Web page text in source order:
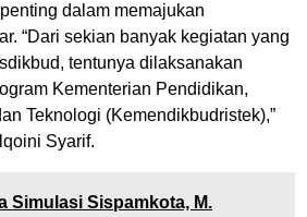
dalam memajukan
“Dari sekian banyak kegiatan yang
tentunya dilaksanakan
Kementerian Pendidikan,
Teknologi (Kemendikbudristek),”
Syarif.
Simulasi Sispamkota, M.